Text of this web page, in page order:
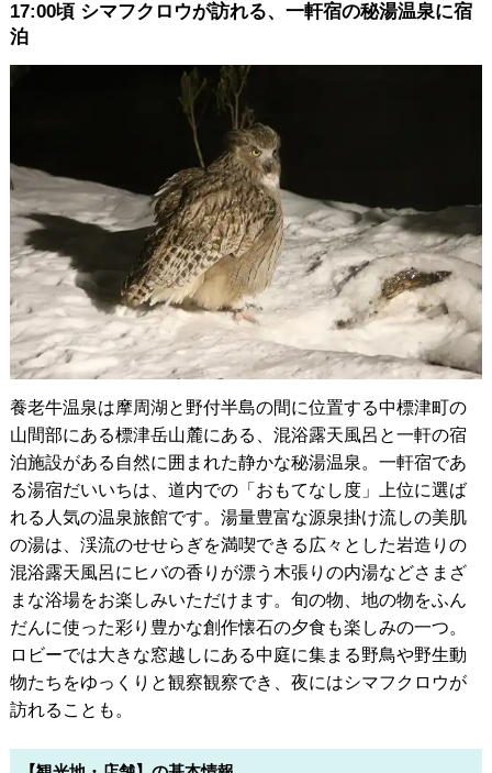
17:00頃 シマフクロウが訪れる、一軒宿の秘湯温泉に宿
泊
養老牛温泉は摩周湖と野付半島の間に位置する中標津町の
山間部にある標津岳山麓にある、混浴露天風呂と一軒の宿
泊施設がある自然に囲まれた静かな秘湯温泉。一軒宿であ
る湯宿だいいちは、道内での「おもてなし度」上位に選ば
れる人気の温泉旅館です。湯量豊富な源泉掛け流しの美肌
の湯は、渓流のせせらぎを満喫できる広々とした岩造りの
混浴露天風呂にヒバの香りが漂う木張りの内湯などさまざ
まな浴場をお楽しみいただけます。旬の物、地の物をふん
だんに使った彩り豊かな創作懐石の夕食も楽しみの一つ。
ロビーでは大きな窓越しにある中庭に集まる野鳥や野生動
物たちをゆっくりと観察観察でき、夜にはシマフクロウが
訪れることも。